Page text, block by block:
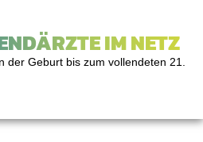
IM NETZ
der Geburt bis zum vollendeten 21.